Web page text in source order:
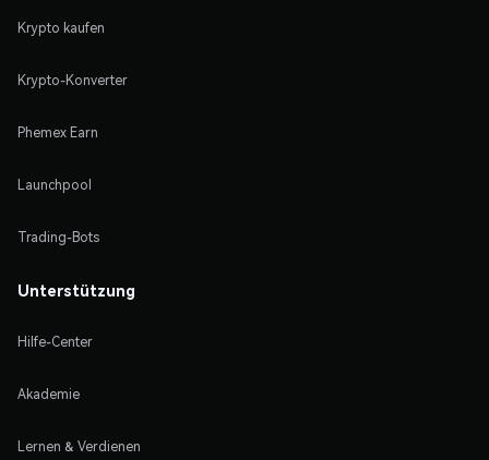
Krypto kaufen
Krypto-Konverter
Phemex Earn
Launchpool
Trading-Bots
Unterstützung
Hilfe-Center
Akademie
Lernen & Verdienen